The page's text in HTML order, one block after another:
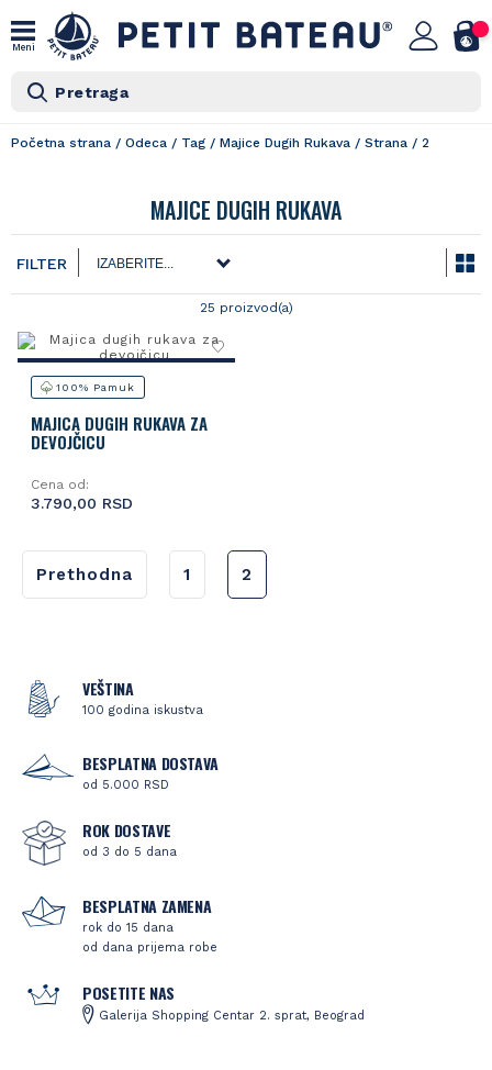
Meni
Pretraga
Početna strana / Odeca / Tag / Majice Dugih Rukava / Strana / 2
MAJICE DUGIH RUKAVA
FILTER
25 proizvod(a)
100% Pamuk
MAJICA DUGIH RUKAVA ZA
DEVOJČICU
Cena od:
3.790,00 RSD
Prethodna 1 2
VEŠTINA
100 godina iskustva
BESPLATNA DOSTAVA
od 5.000 RSD
ROK DOSTAVE
od 3 do 5 dana
BESPLATNA ZAMENA
rok do 15 dana
od dana prijema robe
POSETITE NAS
Galerija Shopping Centar 2. sprat, Beograd